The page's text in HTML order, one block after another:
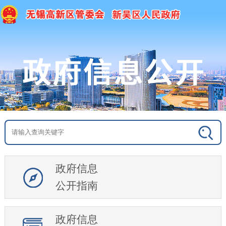
政府信息
公开指南
政府信息